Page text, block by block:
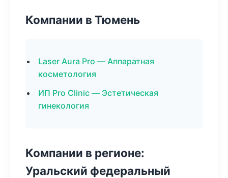
Компании в Тюмень
Laser Aura Pro — Аппаратная
косметология
ИП Pro Clinic — Эстетическая
гинекология
Компании в регионе:
Уральский федеральный